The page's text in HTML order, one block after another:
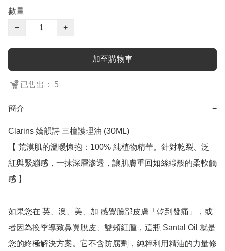
數量
−
+
加至購物車
已售出： 5
簡介 −
Clarins 嬌韻詩 三檀護理油 (30ML)
【 荒漠肌的溫暖懷抱：100% 純植物精華。針對乾裂、泛
紅與緊繃感，一抹深層滲透，讓肌膚重回如絲緞般的柔軟觸
感 】
如果您在 英、澳、美、加 感覺臉部皮膚「乾到發痛」，或
者因為換季導致鼻翼脫皮、雙頰紅腫，這瓶 Santal Oil 就是
您的終極解決方案。它不含防腐劑，純粹利用精油的力量修